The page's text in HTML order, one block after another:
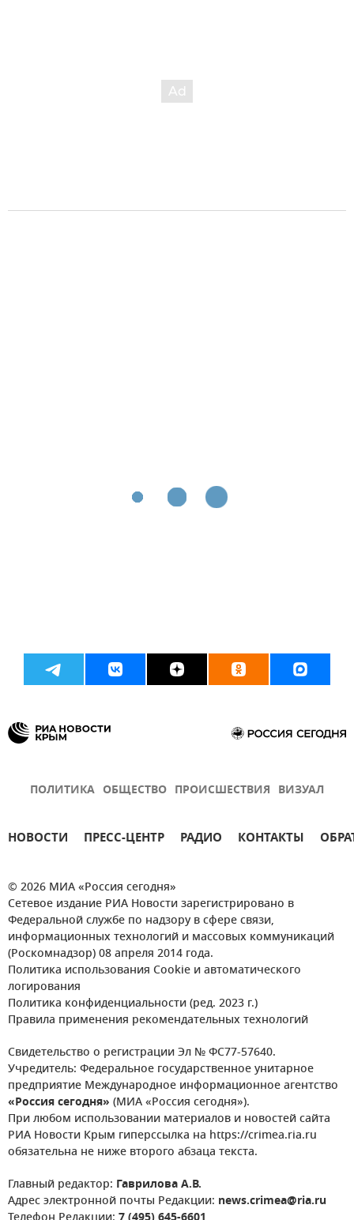
ПОЛИТИКА ОБЩЕСТВО ПРОИСШЕСТВИЯ ВИЗУАЛ
НОВОСТИ ПРЕСС-ЦЕНТР РАДИО КОНТАКТЫ
© 2026 МИА «Россия сегодня»
Сетевое издание РИА Новости зарегистрировано в
Федеральной службе по надзору в сфере связи,
информационных технологий и массовых коммуникаций
(Роскомнадзор) 08 апреля 2014 года.
Политика использования Cookie и автоматического
логирования
Политика конфиденциальности (ред. 2023 г.)
Правила применения рекомендательных технологий
Свидетельство о регистрации Эл № ФС77-57640.
Учредитель: Федеральное государственное унитарное
предприятие Международное информационное агентство
«Россия сегодня» (МИА «Россия сегодня»).
При любом использовании материалов и новостей сайта
РИА Новости Крым гиперссылка на https://crimea.ria.ru
обязательна не ниже второго абзаца текста.
Главный редактор: Гаврилова А.В.
Адрес электронной почты Редакции: news.crimea@ria.ru